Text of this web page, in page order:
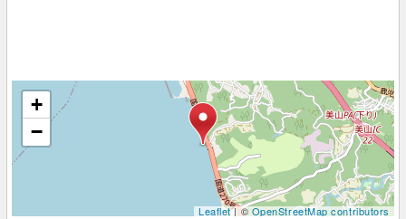
+
−
Leaflet| ©OpenStreetMap contributors